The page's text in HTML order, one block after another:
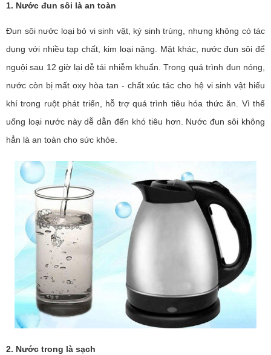
1. Nước đun sôi là an toàn
Đun sôi nước loại bỏ vi sinh vật, ký sinh trùng, nhưng không có tác
dụng với nhiều tạp chất, kim loại nặng. Mặt khác, nước đun sôi để
nguội sau 12 giờ lại dễ tái nhiễm khuẩn. Trong quá trình đun nóng,
nước còn bị mất oxy hòa tan - chất xúc tác cho hệ vi sinh vật hiếu
khí trong ruột phát triển, hỗ trợ quá trình tiêu hóa thức ăn. Vì thế
uống loại nước này dễ dẫn đến khó tiêu hơn. Nước đun sôi không
hẳn là an toàn cho sức khỏe.
2. Nước trong là sạch